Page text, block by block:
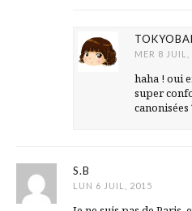
MER 8 JUIL,
haha ! oui
super
canonisées
S.B
LUN 6 JUIL, 2015